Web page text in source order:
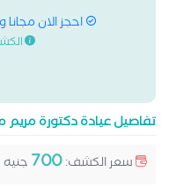
احجز الان
تفاصيل عيادة دكتورة
سعر الكشف:700 جنيه